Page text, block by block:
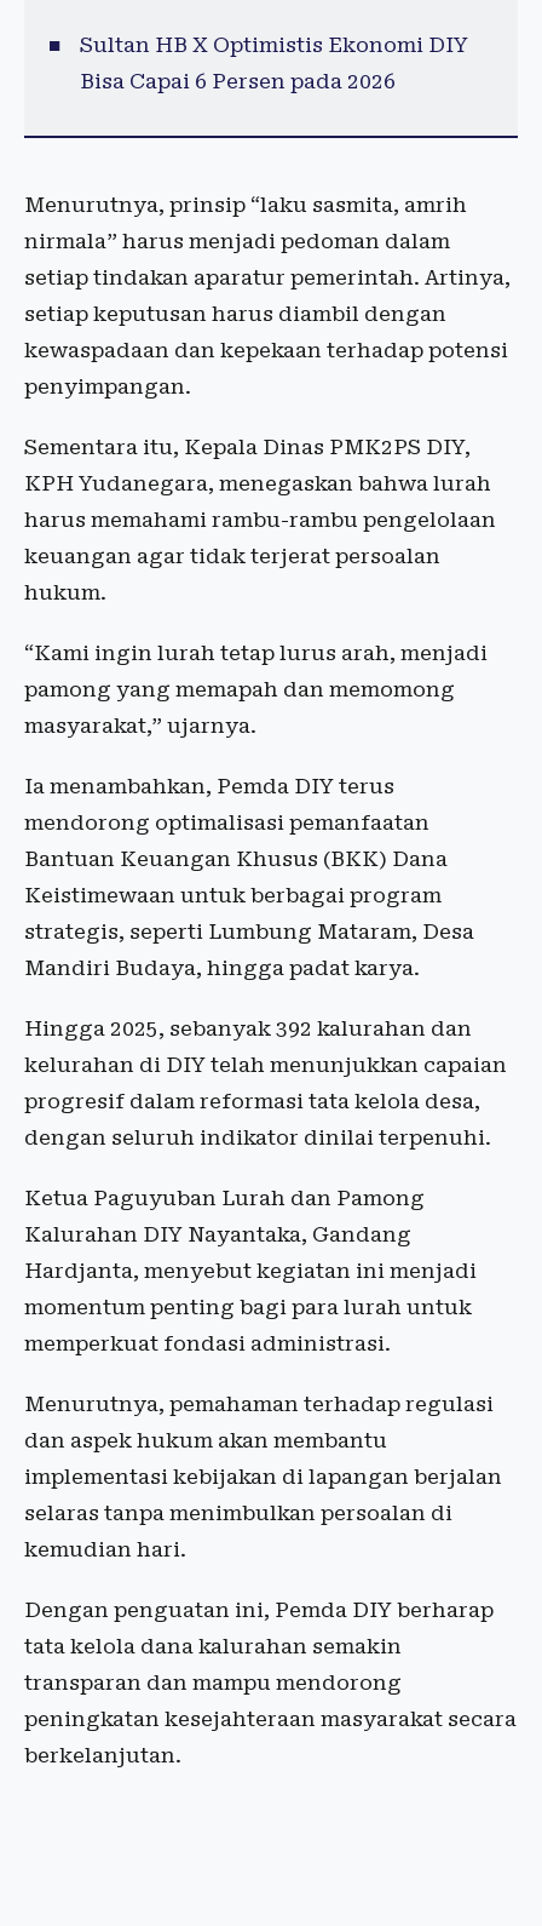
Sultan HB X Optimistis Ekonomi DIY
Bisa Capai 6 Persen pada 2026
Menurutnya, prinsip “laku sasmita, amrih
nirmala” harus menjadi pedoman dalam
setiap tindakan aparatur pemerintah. Artinya,
setiap keputusan harus diambil dengan
kewaspadaan dan kepekaan terhadap potensi
penyimpangan.
Sementara itu, Kepala Dinas PMK2PS DIY,
KPH Yudanegara, menegaskan bahwa lurah
harus memahami rambu-rambu pengelolaan
keuangan agar tidak terjerat persoalan
hukum.
“Kami ingin lurah tetap lurus arah, menjadi
pamong yang memapah dan memomong
masyarakat,” ujarnya.
Ia menambahkan, Pemda DIY terus
mendorong optimalisasi pemanfaatan
Bantuan Keuangan Khusus (BKK) Dana
Keistimewaan untuk berbagai program
strategis, seperti Lumbung Mataram, Desa
Mandiri Budaya, hingga padat karya.
Hingga 2025, sebanyak 392 kalurahan dan
kelurahan di DIY telah menunjukkan capaian
progresif dalam reformasi tata kelola desa,
dengan seluruh indikator dinilai terpenuhi.
Ketua Paguyuban Lurah dan Pamong
Kalurahan DIY Nayantaka, Gandang
Hardjanta, menyebut kegiatan ini menjadi
momentum penting bagi para lurah untuk
memperkuat fondasi administrasi.
Menurutnya, pemahaman terhadap regulasi
dan aspek hukum akan membantu
implementasi kebijakan di lapangan berjalan
selaras tanpa menimbulkan persoalan di
kemudian hari.
Dengan penguatan ini, Pemda DIY berharap
tata kelola dana kalurahan semakin
transparan dan mampu mendorong
peningkatan kesejahteraan masyarakat secara
berkelanjutan.